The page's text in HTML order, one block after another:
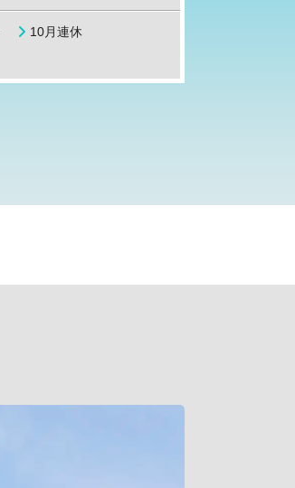
10月連休